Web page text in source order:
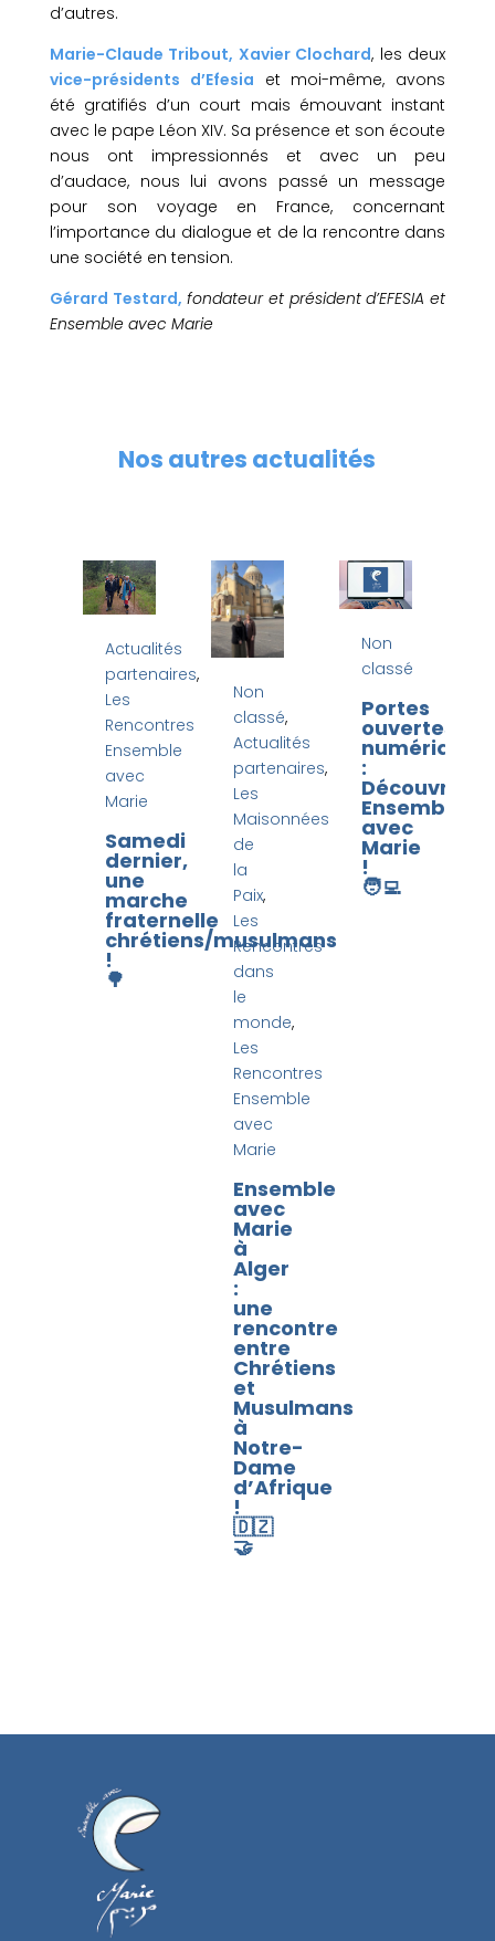
d’autres.
Marie-Claude Tribout, Xavier Clochard, les deux
vice-présidents d’Efesia et moi-même, avons
été gratifiés d’un court mais émouvant instant
avec le pape Léon XIV. Sa présence et son écoute
nous ont impressionnés et avec un peu
d’audace, nous lui avons passé un message
pour son voyage en France, concernant
l’importance du dialogue et de la rencontre dans
une société en tension.
Gérard Testard, fondateur et président d’EFESIA et
Ensemble avec Marie
Nos autres actualités
Actualités
partenaires,
Les
Rencontres
Ensemble
avec
Marie
Samedi
dernier,
une
marche
fraternelle
chrétiens/musulmans
!
🌳
Non
classé,
Actualités
partenaires,
Les
Maisonnées
de
la
Paix,
Les
Rencontres
dans
le
monde,
Les
Rencontres
Ensemble
avec
Marie
Ensemble
avec
Marie
à
Alger
:
une
rencontre
entre
Chrétiens
et
Musulmans
à
Notre-
Dame
d’Afrique
!
🇩🇿
🤝
Non
classé
Portes
ouvertes
numériques
:
Découvrir
Ensemble
avec
Marie
!
🧑‍💻​